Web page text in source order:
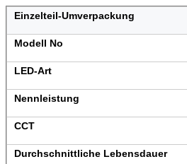
Einzelteil-Umverpackung
Modell No
LED-Art
Nennleistung
CCT
Durchschnittliche Lebensdauer